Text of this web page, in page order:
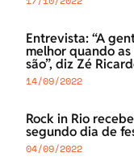
Entrevista: “A
melhor quando
são”, diz Zé
14/09/2022
Rock in Rio
segundo dia de
04/09/2022